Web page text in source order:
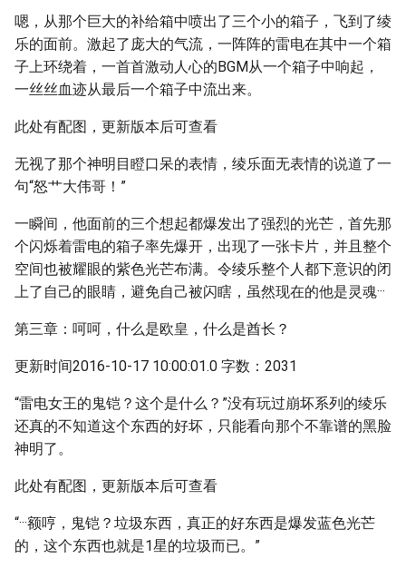
嗯，从那个巨大的补给箱中喷出了三个小的箱子，飞到了绫
乐的面前。激起了庞大的气流，一阵阵的雷电在其中一个箱
子上环绕着，一首首激动人心的BGM从一个箱子中响起，
一丝丝血迹从最后一个箱子中流出来。
此处有配图，更新版本后可查看
无视了那个神明目瞪口呆的表情，绫乐面无表情的说道了一
句“怒艹大伟哥！”
一瞬间，他面前的三个想起都爆发出了强烈的光芒，首先那
个闪烁着雷电的箱子率先爆开，出现了一张卡片，并且整个
空间也被耀眼的紫色光芒布满。令绫乐整个人都下意识的闭
上了自己的眼睛，避免自己被闪瞎，虽然现在的他是灵魂···
第三章：呵呵，什么是欧皇，什么是酋长？
更新时间2016-10-17 10:00:01.0 字数：2031
“雷电女王的鬼铠？这个是什么？”没有玩过崩坏系列的绫乐
还真的不知道这个东西的好坏，只能看向那个不靠谱的黑脸
神明了。
此处有配图，更新版本后可查看
“···额哼，鬼铠？垃圾东西，真正的好东西是爆发蓝色光芒
的，这个东西也就是1星的垃圾而已。”